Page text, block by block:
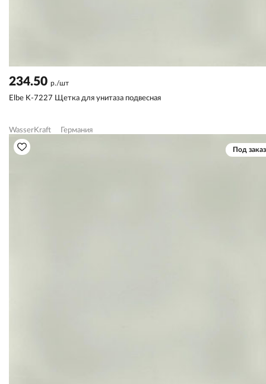
234.50 р./шт
Elbe K-7227 Щетка для унитаза подвесная
WasserKraft Германия
Под заказ